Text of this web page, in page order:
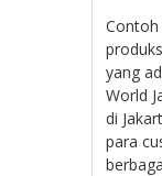
yang
World
di
para